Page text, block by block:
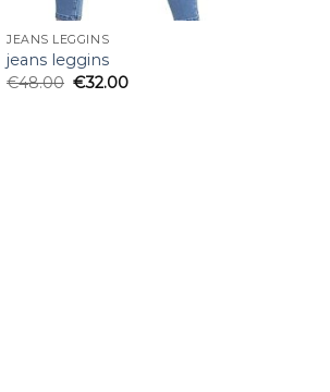
JEANS LEGGINS
jeans leggins
€48.00 €32.00